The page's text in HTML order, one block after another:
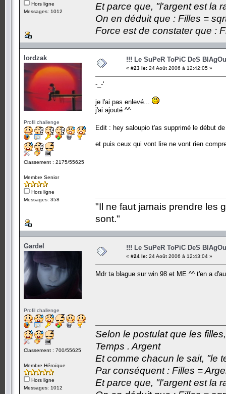
Hors ligne
Messages: 1012
Et parce que, "l'argent est la
On en déduit que : Filles =
Force est de constater que :
lordzak
Profil challenge
Classement : 2175/55625
Membre Senior
Hors ligne
Messages: 358
!!! Le SuPeR ToPiC DeS
« #23 le: 24 Août 2006 à 12:42:05 »
-_-'
je l'ai pas enlevé...
j'ai ajouté ^^
Edit : hey saloupio t'as supprimé le début
et puis ceux qui vont lire ne vont rien
"Il ne faut jamais prendre les
sont."
Gardel
Profil challenge
Classement : 700/55625
Membre Héroïque
Hors ligne
Messages: 1012
!!! Le SuPeR ToPiC DeS
« #24 le: 24 Août 2006 à 12:43:04 »
Mdr ta blague sur win 98 et ME ^^ t'en a
Selon le postulat que les
Temps . Argent
Et comme chacun le sait, "le
Par conséquent : Filles =
Et parce que, "l'argent est la